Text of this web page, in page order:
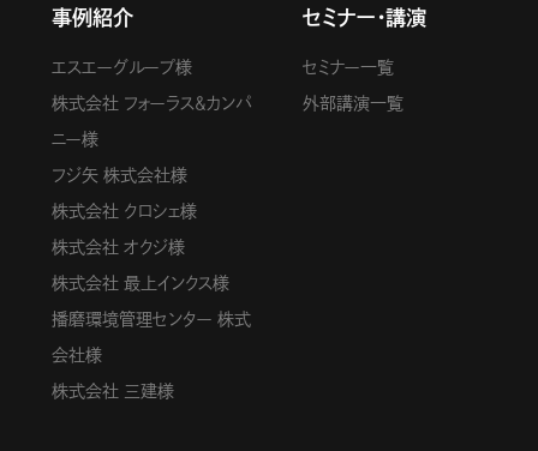
事例紹介
エスエーグループ様
株式会社 フォーラス＆カンパ
ニー様
フジ矢 株式会社様
株式会社 クロシェ様
株式会社 オクジ様
株式会社 最上インクス様
播磨環境管理センター 株式
会社様
株式会社 三建様
セミナー・講演
セミナー一覧
外部講演一覧